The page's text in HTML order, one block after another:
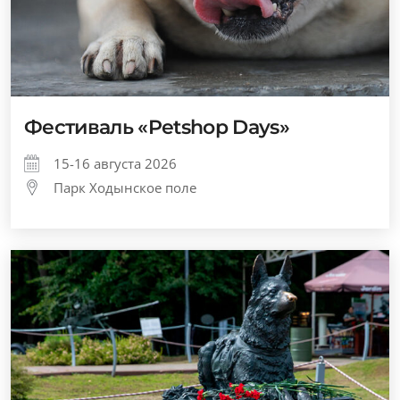
Фестиваль «Petshop Days»
15-16 августа 2026
Парк Ходынское поле